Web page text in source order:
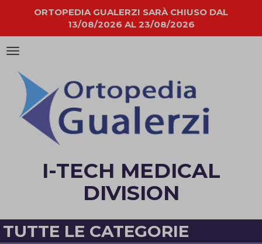
ORTOPEDIA GUALERZI SARÀ CHIUSO DAL
13/08/2026 AL 23/08/2026
Attiva/disattiva
navigazione
I-TECH MEDICAL
DIVISION
TUTTE LE CATEGORIE